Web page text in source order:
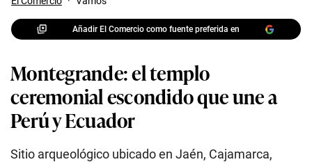
Añadir El Comercio como fuente preferida en
Montegrande: el templo
ceremonial escondido que une a
Perú y Ecuador
Sitio arqueológico ubicado en Jaén, Cajamarca,